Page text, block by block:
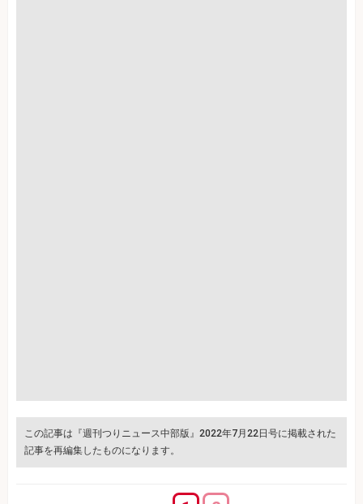
この記事は『週刊つりニュース中部版』2022年7月22日号に掲載された
記事を再編集したものになります。